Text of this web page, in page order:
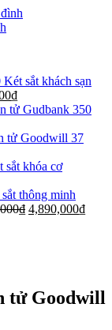
Két sắt khách sạn
₫
tử Gudbank 350
tử Goodwill 37
sắt khóa cơ
thông minh
₫ 4,890,000₫
tử Goodwill